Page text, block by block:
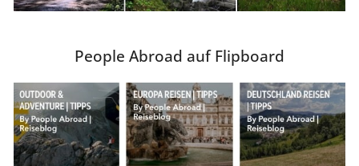
People Abroad auf Flipboard